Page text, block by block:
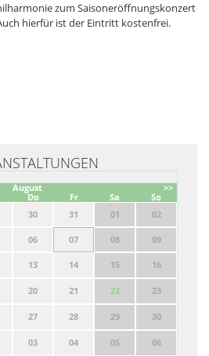
zum Saisoneröffnungskonzert
hierfür ist der Eintritt kostenfrei.
>>
August
Do Fr Sa
So
30 31 01 02
06 07 08 09
13 14 15 16
20 21 22 23
27 28 29 30
03 04 05 06